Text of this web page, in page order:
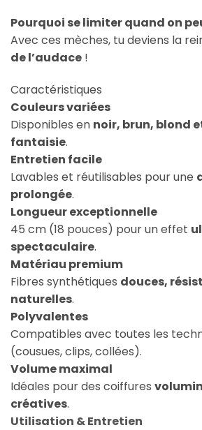
Pourquoi se limiter quand on
Avec ces mèches, tu deviens la
de l’audace !
Caractéristiques
Couleurs variées
Disponibles en noir, brun, blond
fantaisie.
Entretien facile
Lavables et réutilisables pour une
prolongée.
Longueur exceptionnelle
45 cm (18 pouces) pour un effet
spectaculaire.
Matériau premium
Fibres synthétiques douces,
naturelles.
Polyvalentes
Compatibles avec toutes les
(cousues, clips, collées).
Volume maximal
Idéales pour des coiffures
créatives.
Utilisation & Entretien